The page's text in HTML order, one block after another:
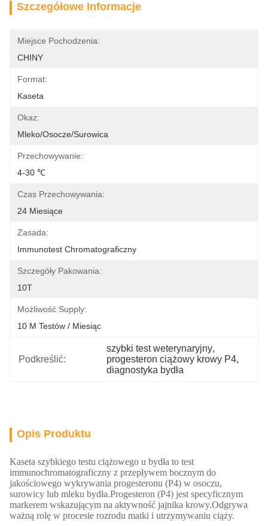
Szczegółowe Informacje
Miejsce Pochodzenia:
CHINY
Format:
Kaseta
Okaz:
Mleko/osocze/surowica
Przechowywanie:
4-30 ℃
Czas Przechowywania:
24 Miesiące
Zasada:
Immunotest Chromatograficzny
Szczegóły Pakowania:
10T
Możliwość Supply:
10 M Testów / Miesiąc
Podkreślić:
szybki test weterynaryjny,
progesteron ciążowy krowy P4,
diagnostyka bydła
Opis Produktu
Kaseta szybkiego testu ciążowego u bydła to test
immunochromatograficzny z przepływem bocznym do
jakościowego wykrywania progesteronu (P4) w osoczu,
surowicy lub mleku bydła.Progesteron (P4) jest specyficznym
markerem wskazującym na aktywność jajnika krowy.Odgrywa
ważną rolę w procesie rozrodu matki i utrzymywaniu ciąży.